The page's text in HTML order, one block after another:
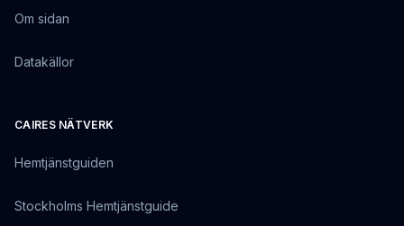
Om sidan
Datakällor
CAIRES NÄTVERK
Hemtjänstguiden
Stockholms Hemtjänstguide